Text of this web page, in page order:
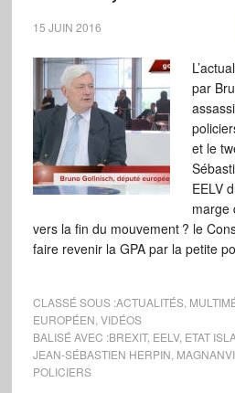
15 JUIN 2016
par
et le
EELV
marge
vers la fin du mouvement ? le
faire revenir la GPA par la petite
CLASSÉ SOUS :ACTUALITÉS,
EUROPÉEN VIDÉOS
BALISÉ AVEC :BREXIT, EELV, ETAT
JEAN-SÉBASTIEN HERPIN
POLICIERS